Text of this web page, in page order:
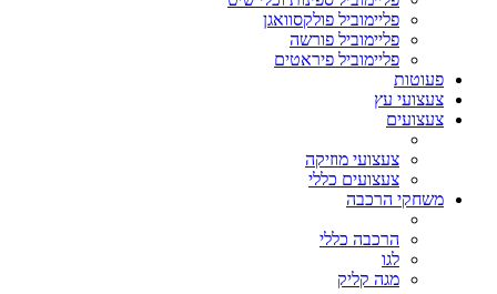
פליימוביל פולקסוואגן
פליימוביל פורשה
פליימוביל פיראטים
פעוטות
צעצועי עץ
צעצועים
צעצועי מוזיקה
צעצועים כללי
משחקי הרכבה
הרכבה כללי
לגו
מגה קליק